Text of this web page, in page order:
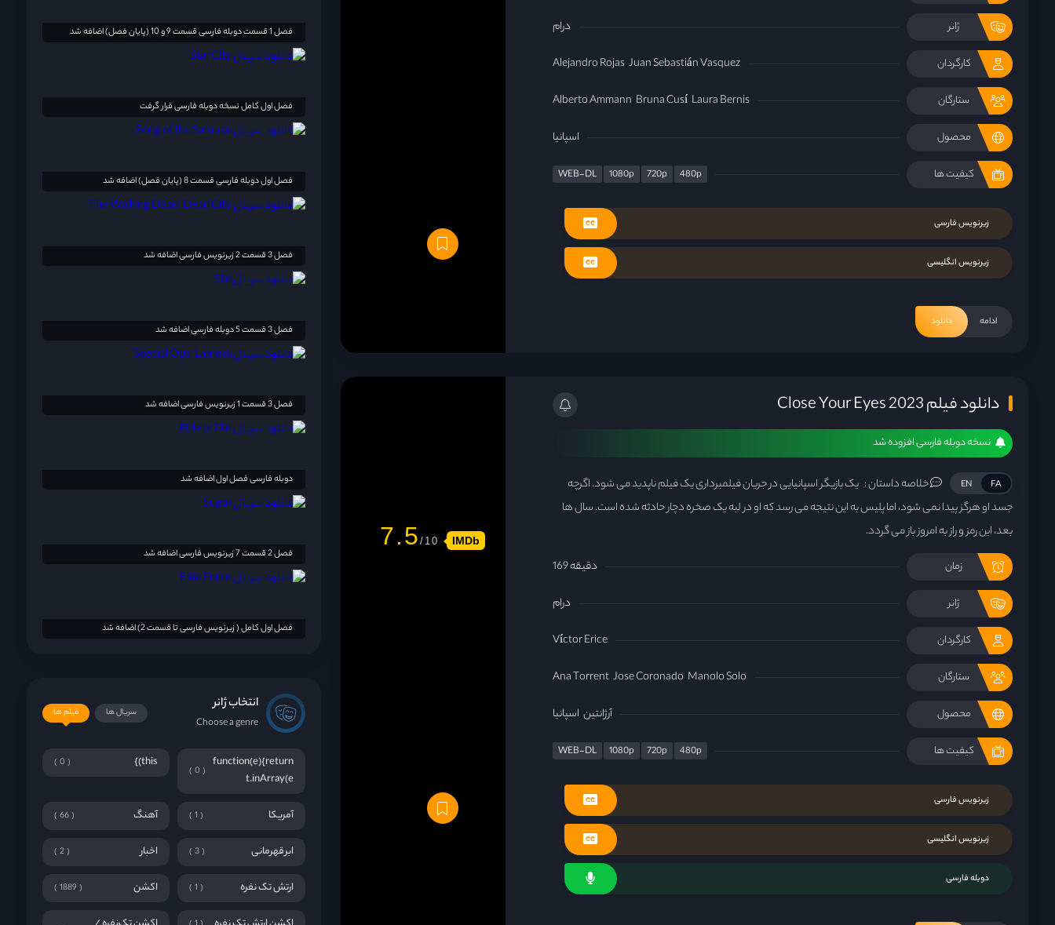
ژانر درام
کارگردان Alejandro Rojas Juan Sebastián Vasquez
ستارگان Alberto Ammann Bruna Cusí Laura Bernis
محصول اسپانیا
کیفیت ها WEB-DL 1080p 720p 480p
زیرنویس فارسی
زیرنویس انگلیسی
ادامه دانلود
دانلود فیلم Close Your Eyes 2023
نسخه دوبله فارسی افزوده شد
FA
EN خلاصه داستان : یک بازیگر اسپانیایی در جریان فیلمبرداری یک فیلم ناپدید می شود. اگرچه
جسد او هرگز پیدا نمی شود، اما پلیس به این نتیجه می رسد که او در لبه یک صخره دچار حادثه شده است. سال ها
بعد، این رمز و راز به امروز باز می گردد.
زمان 169 دقیقه
ژانر درام
کارگردان Víctor Erice
ستارگان Ana Torrent Jose Coronado Manolo Solo
محصول آرژانتین اسپانیا
کیفیت ها WEB-DL 1080p 720p 480p
زیرنویس فارسی
زیرنویس انگلیسی
دوبله فارسی
7.5 IMDb
فصل 1 قسمت دوبله فارسی قسمت 9 و 10 (پایان فصل) اضافه شد
فصل اول کامل نسخه دوبله فارسی قرار گرفت
فصل اول دوبله فارسی قسمت 8 (پایان فصل) اضافه شد
فصل 3 قسمت 2 زیرنویس فارسی اضافه شد
فصل 3 قسمت 5 دوبله فارسی اضافه شد
فصل 3 قسمت 1 زیرنویس فارسی اضافه شد
دوبله فارسی فصل اول اضافه شد
فصل 2 قسمت 7 زیرنویس فارسی اضافه شد
فصل اول کامل ( زیرنویس فارسی تا قسمت 2) اضافه شد
انتخاب ژانر
Choose a genre
فیلم ها سریال ها
function(e){return
t.inArray(e
0
this)}
0
آمریکا 1 آهنگ 66
ابرقهرمانی 3 اخبار 2
ارتش تک نفره 1 اکشن 1889